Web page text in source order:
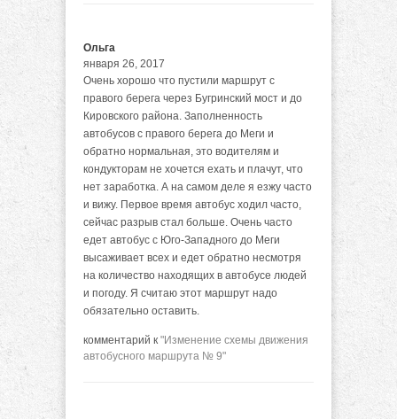
Ольга
января 26, 2017
Очень хорошо что пустили маршрут с
правого берега через Бугринский мост и до
Кировского района. Заполненность
автобусов с правого берега до Меги и
обратно нормальная, это водителям и
кондукторам не хочется ехать и плачут, что
нет заработка. А на самом деле я езжу часто
и вижу. Первое время автобус ходил часто,
сейчас разрыв стал больше. Очень часто
едет автобус с Юго-Западного до Меги
высаживает всех и едет обратно несмотря
на количество находящих в автобусе людей
и погоду. Я считаю этот маршрут надо
обязательно оставить.
комментарий к "Изменение схемы движения
автобусного маршрута № 9"